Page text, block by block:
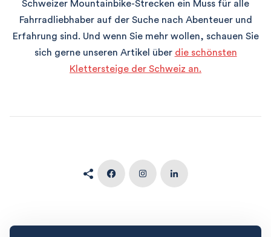
Schweizer Mountainbike-Strecken ein Muss für alle
Fahrradliebhaber auf der Suche nach Abenteuer und
Erfahrung sind. Und wenn Sie mehr wollen, schauen Sie
sich gerne unseren Artikel über die schönsten
Klettersteige der Schweiz an.